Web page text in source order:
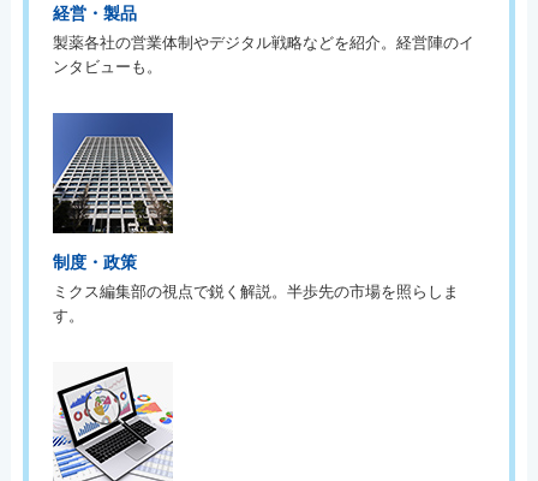
経営・製品
製薬各社の営業体制やデジタル戦略などを紹介。経営陣のイ
ンタビューも。
制度・政策
ミクス編集部の視点で鋭く解説。半歩先の市場を照らしま
す。